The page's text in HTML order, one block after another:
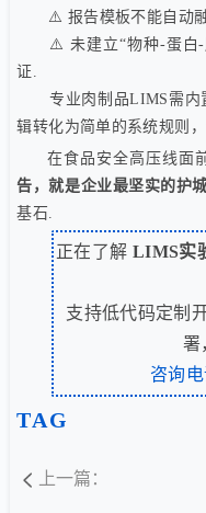
⚠️ 报告模板不能自动融
⚠️ 未建立“物种-蛋白-
证.
专业肉制品LIMS需内
辑转化为简单的系统规则
在食品安全高压线面
告，就是企业最坚实的护
基石.
正在了解 LIMS实
支持低代码定制
署
咨询
TAG
上一篇：